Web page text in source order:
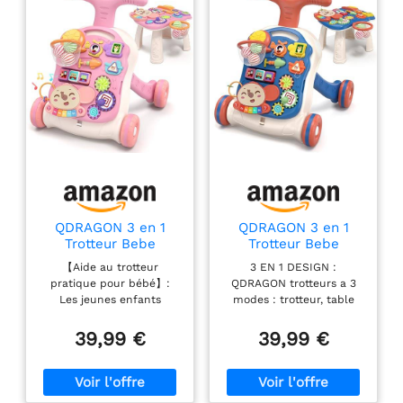
d’adapter les roues au
rythme de marche de
Bébé INTERACTIF : Des
mélodies entraînantes
et une voix chaleureuse
incite l’enfant à jouer et
à découvrir les animaux
de la ferme et leurs
développe le sens
musical de l’enfant,
tandis que le mode
Découverte l’incite à
mots ! Le capteur de
mouvement déclenche
encourage Bébé dans
APPRENTISSAGES :
L’enfant découvre les
QDRAGON 3 en 1
Trotteur Bebe
Enfants
【Aide au trotteur
pratique pour bébé】:
Les jeunes enfants
l'avant, ce qui permet de
développer leur
équilibre, ce qui est utile
pour que le petit trésor
39,99 €
QDRAGON 3 en 1
Trotteur Bebe
Enfants, Bleu
3 EN 1 DESIGN :
QDRAGON trotteurs a 3
modes : trotteur, table
d'activités. Ce trotteur
guide scientifiquement
marche TABLE D
ACTIVITÉ BEBE: Le
39,99 €